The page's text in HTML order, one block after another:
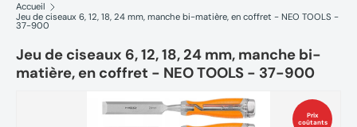
Accueil
Jeu de ciseaux 6, 12, 18, 24 mm, manche bi-matière, en coffret - NEO TOOLS -
37-900
Jeu de ciseaux 6, 12, 18, 24 mm, manche bi-
matière, en coffret - NEO TOOLS - 37-900
Prix
coûtants